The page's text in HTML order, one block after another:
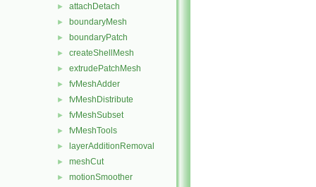
► attachDetach
► boundaryMesh
► boundaryPatch
► createShellMesh
► extrudePatchMesh
► fvMeshAdder
► fvMeshDistribute
► fvMeshSubset
► fvMeshTools
► layerAdditionRemoval
► meshCut
► motionSmoother